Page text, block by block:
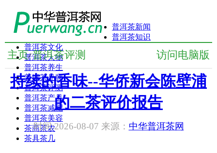
普洱茶新闻
普洱茶知识
普洱茶文化
普洱茶人物
普洱茶养生
普洱茶品牌
普洱茶评测
普洱茶产品
普洱茶减肥
普洱茶美容
茶商茶农
茶具茶几
访问电脑版
主页/ 普洱茶评测
持续的香味--华侨新会陈壁浦
的二茶评价报告
时间:2026-08-07 来源： 中华普洱茶网